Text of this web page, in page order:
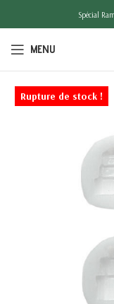
Spécial
MENU
Rupture de stock !